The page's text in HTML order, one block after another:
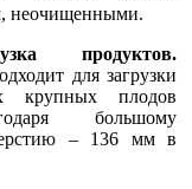
неочищенными.
продуктов.
для загрузки
крупных плодов
большому
– 136 мм в